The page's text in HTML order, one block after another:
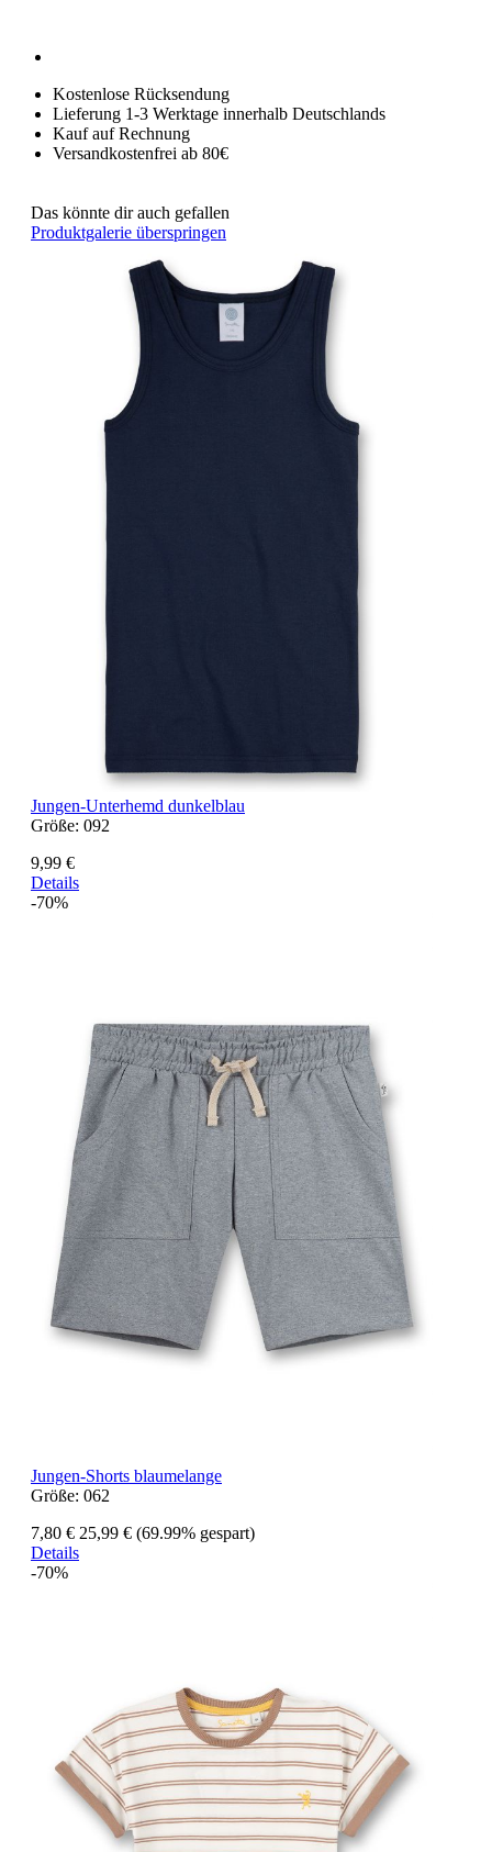
Kostenlose Rücksendung
Lieferung 1-3 Werktage innerhalb Deutschlands
Kauf auf Rechnung
Versandkostenfrei ab 80€
Das könnte dir auch gefallen
Produktgalerie überspringen
Jungen-Unterhemd dunkelblau
Größe: 092
9,99 €
Details
-70%
Jungen-Shorts blaumelange
Größe: 062
7,80 € 25,99 € (69.99% gespart)
Details
-70%